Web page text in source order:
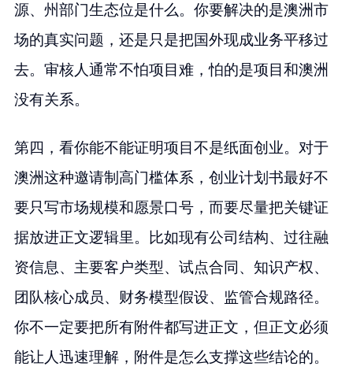
源、州部门生态位是什么。你要解决的是澳洲市
场的真实问题，还是只是把国外现成业务平移过
去。审核人通常不怕项目难，怕的是项目和澳洲
没有关系。
第四，看你能不能证明项目不是纸面创业。对于
澳洲这种邀请制高门槛体系，创业计划书最好不
要只写市场规模和愿景口号，而要尽量把关键证
据放进正文逻辑里。比如现有公司结构、过往融
资信息、主要客户类型、试点合同、知识产权、
团队核心成员、财务模型假设、监管合规路径。
你不一定要把所有附件都写进正文，但正文必须
能让人迅速理解，附件是怎么支撑这些结论的。